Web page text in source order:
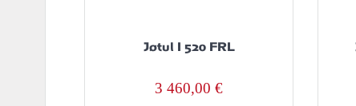
Jøtul I 520 FRL
3 460,00 €